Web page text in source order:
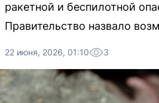
ракетной и беспилотной
Правительство назвало
22 июня, 2026, 01:10 3